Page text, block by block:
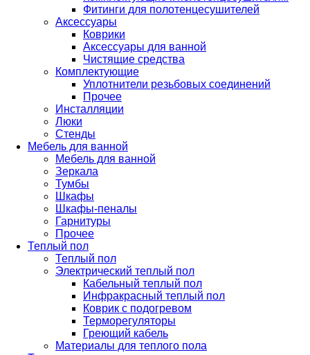
Фитинги для полотенцесушителей
Аксессуары
Коврики
Аксессуары для ванной
Чистящие средства
Комплектующие
Уплотнители резьбовых соединений
Прочее
Инсталляции
Люки
Стенды
Мебель для ванной
Мебель для ванной
Зеркала
Тумбы
Шкафы
Шкафы-пеналы
Гарнитуры
Прочее
Теплый пол
Теплый пол
Электрический теплый пол
Кабельный теплый пол
Инфракрасный теплый пол
Коврик с подогревом
Терморегуляторы
Греющий кабель
Материалы для теплого пола